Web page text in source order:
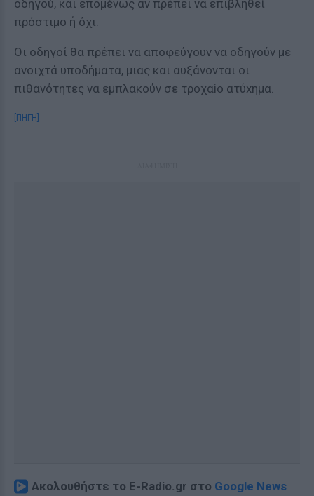
οδηγού, και επομένως αν πρέπει να επιβληθεί
πρόστιμο ή όχι.
Οι οδηγοί θα πρέπει να αποφεύγουν να οδηγούν με
ανοιχτά υποδήματα, μιας και αυξάνονται οι
πιθανότητες να εμπλακούν σε τροχαiο ατύxημα.
[ΠΗΓΗ]
Ακολουθήστε το E-Radio.gr στο Google News